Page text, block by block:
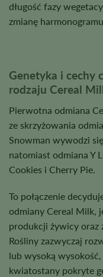
długość fazy
zmianę
Genetyka i cechy
rodzaju Cereal
Pierwotna odmiana
ze skrzyżowania
Snowman wywodzi
natomiast odmiana Y
Cookies i Cherry Pie.
To połączenie
odmiany Cereal Milk,
produkcji żywicy oraz
Rośliny zazwyczaj
lub wysoką
kwiatostany pokryte